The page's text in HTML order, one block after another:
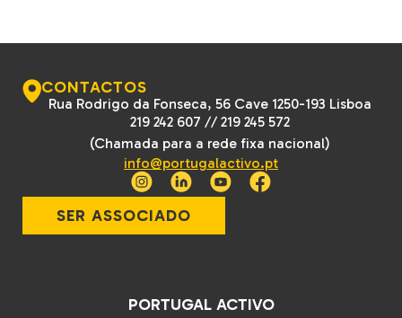
CONTACTOS
Rua Rodrigo da Fonseca, 56 Cave 1250-193 Lisboa
219 242 607 //219 245 572
(Chamada para a rede fixa nacional)
info@portugalactivo.pt
SER ASSOCIADO
PORTUGAL ACTIVO